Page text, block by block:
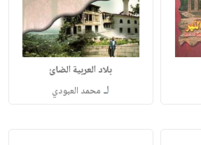
بلاد العربية الضائ
لـ محمد العبودي